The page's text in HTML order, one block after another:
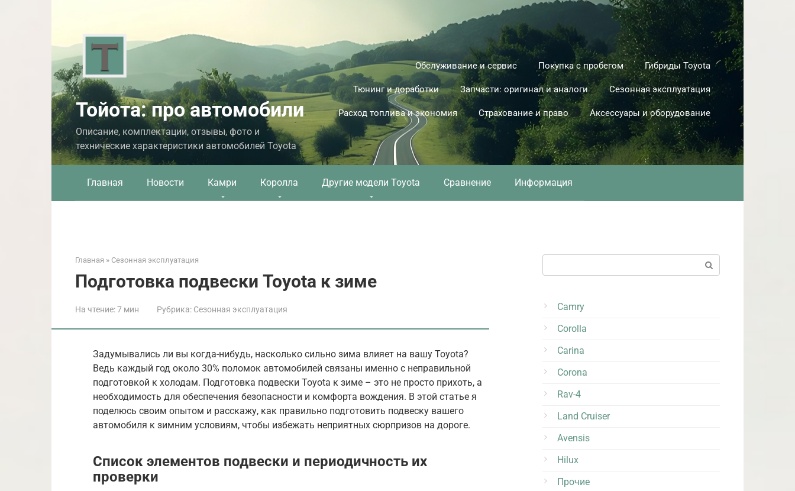
Тойота: про автомобили
Описание, комплектации, отзывы, фото и
технические характеристики автомобилей Toyota
Обслуживание и сервис Покупка с пробегом Гибриды Toyota
Тюнинг и доработки Запчасти: оригинал и аналоги Сезонная эксплуатация
Расход топлива и экономия Страхование и право Аксессуары и оборудование
Главная Новости Камри Королла Другие модели Toyota Сравнение Информация
Главная » Сезонная эксплуатация
Подготовка подвески Toyota к зиме
На чтение:7 мин Рубрика: Сезонная эксплуатация
Задумывались ли вы когда-нибудь, насколько сильно зима влияет на вашу Toyota?
Ведь каждый год около 30% поломок автомобилей связаны именно с неправильной
подготовкой к холодам. Подготовка подвески Toyota к зиме – это не просто прихоть, а
необходимость для обеспечения безопасности и комфорта вождения. В этой статье я
поделюсь своим опытом и расскажу, как правильно подготовить подвеску вашего
автомобиля к зимним условиям, чтобы избежать неприятных сюрпризов на дороге.
Список элементов подвески и периодичность их
проверки
Camry
Corolla
Carina
Corona
Rav-4
Land Cruiser
Avensis
Hilux
Прочие